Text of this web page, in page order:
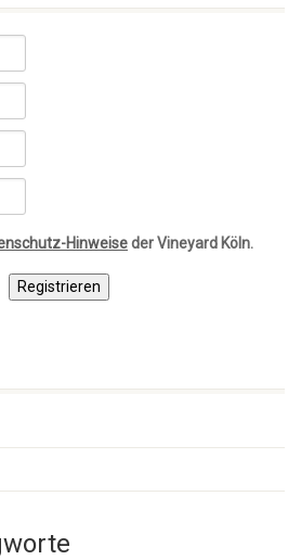
Hinweiseder Vineyard Köln.
Registrieren